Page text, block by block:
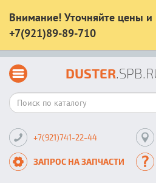
Внимание! Уточняйте цены и
+7(921)89-89-710
DUSTER
+7(921)741-22-44
ЗАПРОС НА ЗАПЧАСТИ